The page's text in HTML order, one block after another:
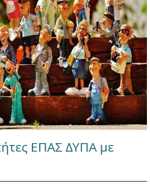
ΕΠΑΣ ΔΥΠΑ με